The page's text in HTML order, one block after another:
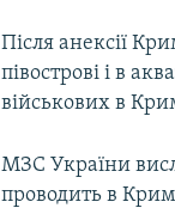
Після анексії
півострові і в
військових в
МЗС України
проводить в